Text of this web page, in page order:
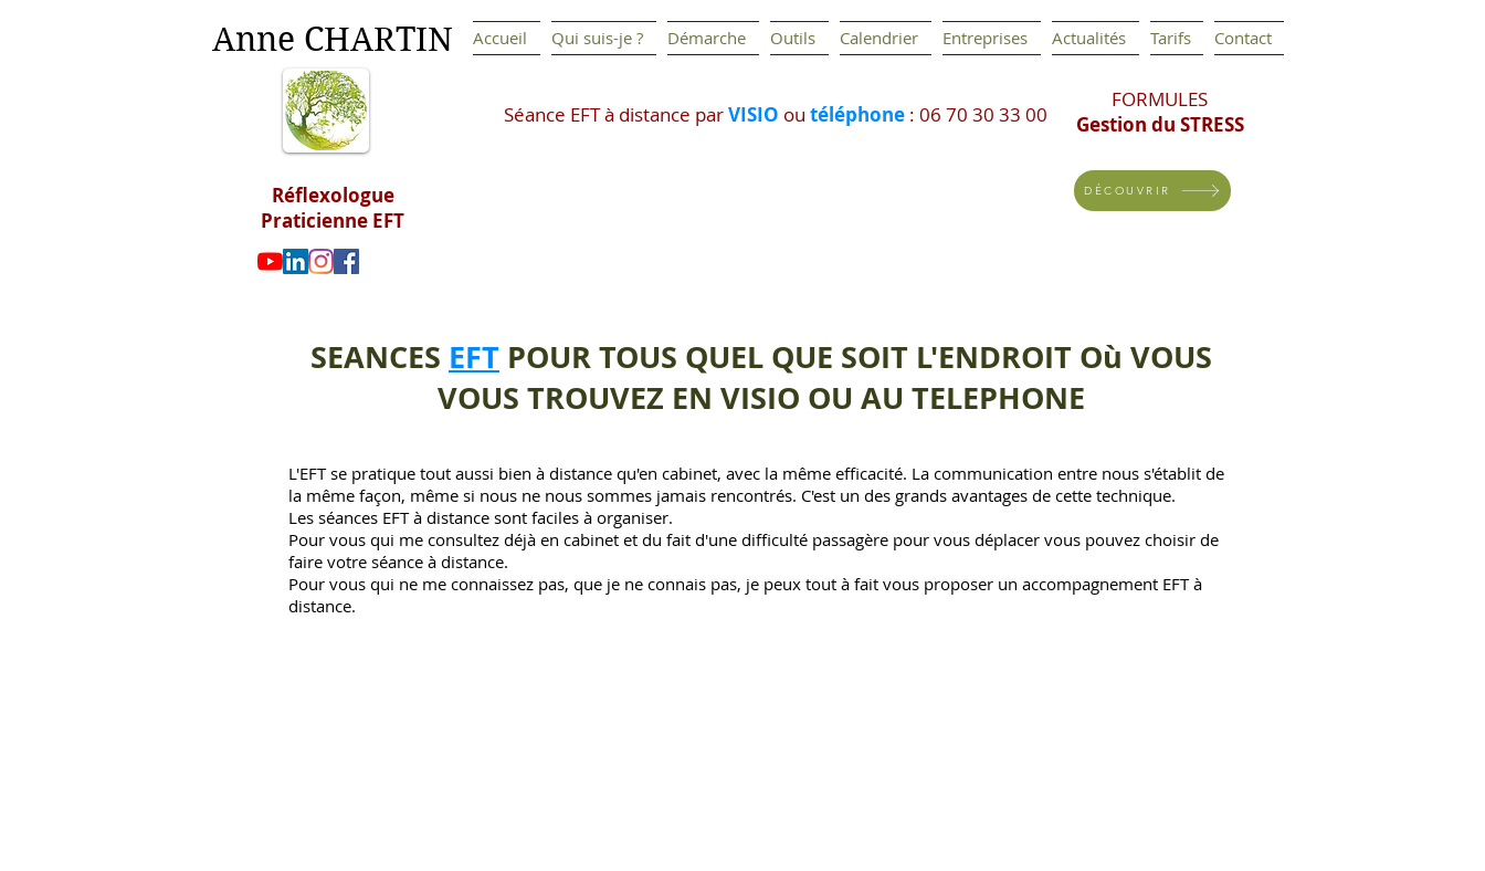
Anne CHARTIN
Réflexologue
Praticienne EFT
Accueil Qui suis-je ? Démarche Outils Calendrier Entreprises Actualités Tarifs Contact
Séance EFT à distance parVISIO ou téléphone : 06 70 30 33 00
FORMULES
Gestion du STRESS
DÉCOUVRIR
SEANCES EFT POUR TOUS QUEL QUE SOIT L'ENDROIT Où VOUS
VOUS TROUVEZ EN VISIO OU AU TELEPHONE
L'EFT se pratique tout aussi bien à distance qu'en cabinet, avec la même efficacité. La communication entre nous s'établit de
la même façon, même si nous ne nous sommes jamais rencontrés. C'est un des grands avantages de cette technique.
Les séances EFT à distance sont faciles à organiser.
Pour vous qui me consultez déjà en cabinet et du fait d'une difficulté passagère pour vous déplacer vous pouvez choisir de
faire votre séance à distance.
Pour vous qui ne me connaissez pas, que je ne connais pas, je peux tout à fait vous proposer un accompagnement EFT à
distance.